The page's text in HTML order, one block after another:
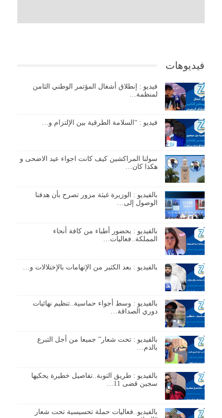
فيديوهات
فيديو : إنطلاق أشغال المؤتمر الوطني الثامن
لمنظمة…
فيديو : “السلامة الطرقية بين الإلتزام و…
سولنا المراكشين كيف كانت اجواء عيد الاضحى و
هكذا كان…
بالفيديو : الوزيرة غيثة مزور تصرح بأن هدفنا
الوصول إلى…
بالفيديو : بحضور أطباء من كافة أنحاء
المملكة..فعاليات…
بالفيديو : بعد الكثير من الإتهامات بالإختلالات و…
بالفيديو : وسط أجواء حماسية..تنظيم نهائيات
دوري الصداقة…
بالفيديو : تحت شعار” جميعا من أجل التبرع
بالدم…
بالفيديو : طريق التوبة..تفاصيل خطيرة يحكيها
سجين قضى 11…
بالفيديو..فعاليات حملة تحسيسية تحت شعار